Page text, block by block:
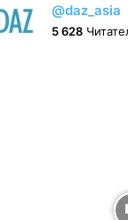
@daz_asia
5 628